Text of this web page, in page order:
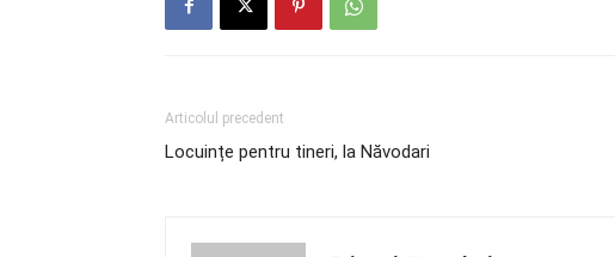
Articolul precedent
Locuințe pentru tineri, la Năvodari